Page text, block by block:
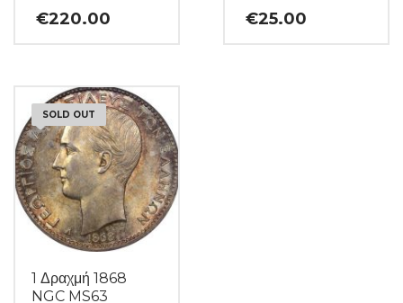
€220.00 €25.00
SOLD OUT
1 Δραχμή 1868
NGC MS63